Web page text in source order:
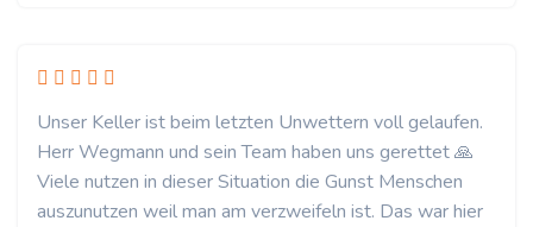
Unser Keller ist beim letzten Unwettern voll gelaufen.
Herr Wegmann und sein Team haben uns gerettet 🙏
Viele nutzen in dieser Situation die Gunst Menschen
auszunutzen weil man am verzweifeln ist. Das war hier